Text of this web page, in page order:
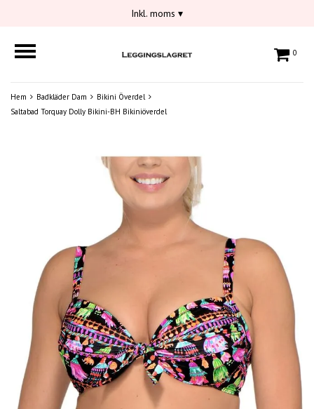
Inkl. moms ▾
0
Hem Badkläder Dam
Bikini Överdel
Saltabad Torquay Dolly Bikini-BH Bikiniöverdel